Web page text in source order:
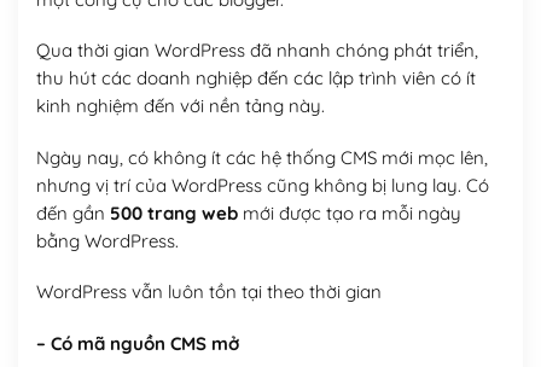
Qua thời gian WordPress đã nhanh chóng phát triển,
thu hút các doanh nghiệp đến các lập trình viên có ít
kinh nghiệm đến với nền tảng này.
Ngày nay, có không ít các hệ thống CMS mới mọc lên,
nhưng vị trí của WordPress cũng không bị lung lay. Có
đến gần 500 trang webmới được tạo ra mỗi ngày
bằng WordPress.
WordPress vẫn luôn tồn tại theo thời gian
– Có mã nguồn CMS mở